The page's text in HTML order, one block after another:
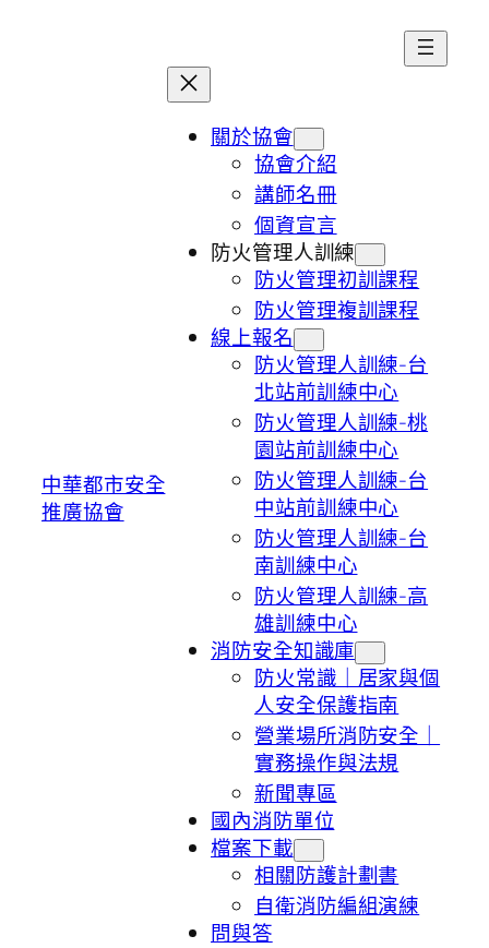
中華都市安全
推廣協會
關於協會
協會介紹
講師名冊
個資宣言
防火管理人訓練
防火管理初訓課程
防火管理複訓課程
線上報名
防火管理人訓練-台
北站前訓練中心
防火管理人訓練-桃
園站前訓練中心
防火管理人訓練-台
中站前訓練中心
防火管理人訓練-台
南訓練中心
防火管理人訓練-高
雄訓練中心
消防安全知識庫
防火常識｜居家與個
人安全保護指南
營業場所消防安全｜
實務操作與法規
新聞專區
國內消防單位
檔案下載
相關防護計劃書
自衛消防編組演練
問與答